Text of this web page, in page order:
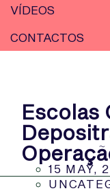
VÍDEOS
CONTACTOS
Escolas
15 MAY,